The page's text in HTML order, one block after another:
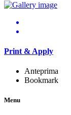
Print & Apply
Anteprima
Bookmark
Menu